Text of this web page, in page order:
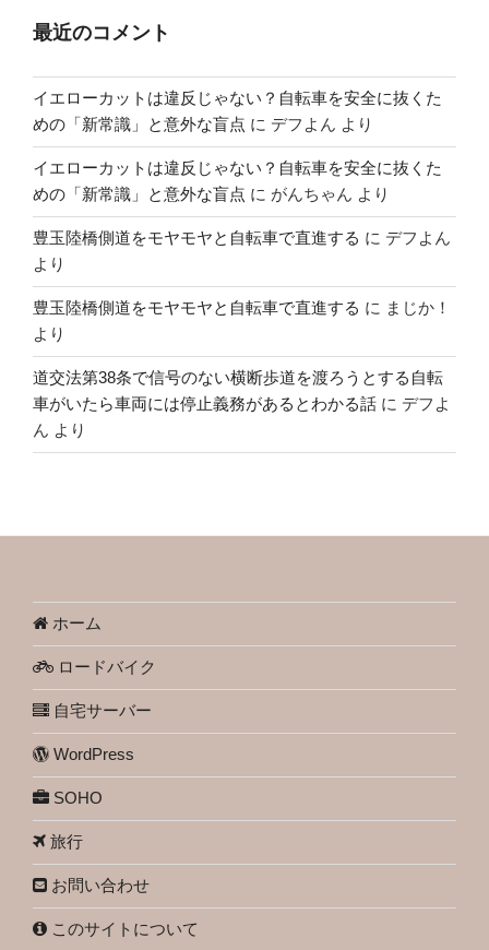
最近のコメント
イエローカットは違反じゃない？自転車を安全に抜くた
めの「新常識」と意外な盲点 に デフよん より
イエローカットは違反じゃない？自転車を安全に抜くた
めの「新常識」と意外な盲点 に がんちゃん より
豊玉陸橋側道をモヤモヤと自転車で直進する に デフよん
より
豊玉陸橋側道をモヤモヤと自転車で直進する に まじか！
より
道交法第38条で信号のない横断歩道を渡ろうとする自転
車がいたら車両には停止義務があるとわかる話 に デフよ
ん より
ホーム
ロードバイク
自宅サーバー
WordPress
SOHO
旅行
お問い合わせ
このサイトについて